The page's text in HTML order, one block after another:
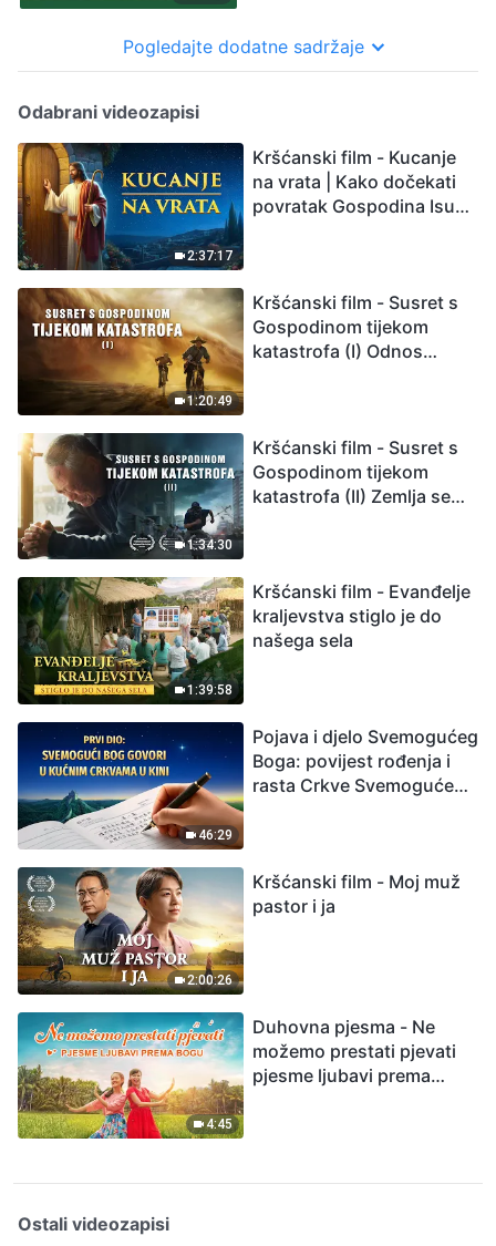
Pogledajte dodatne sadržaje
Odabrani videozapisi
2:37:17
Kršćanski film - Kucanje
na vrata | Kako dočekati
povratak Gospodina Isusa
1:20:49
Kršćanski film - Susret s
Gospodinom tijekom
katastrofa (I) Odnos
1:34:30
Kršćanski film - Susret s
Gospodinom tijekom
katastrofa (II) Zemlja se
1:39:58
Kršćanski film - Evanđelje
kraljevstva stiglo je do
našega sela
46:29
Pojava i djelo Svemogućeg
Boga: povijest rođenja i
rasta Crkve Svemogućeg
2:00:26
Kršćanski film - Moj muž
pastor i ja
4:45
Duhovna pjesma - Ne
možemo prestati pjevati
pjesme ljubavi prema
Ostali videozapisi